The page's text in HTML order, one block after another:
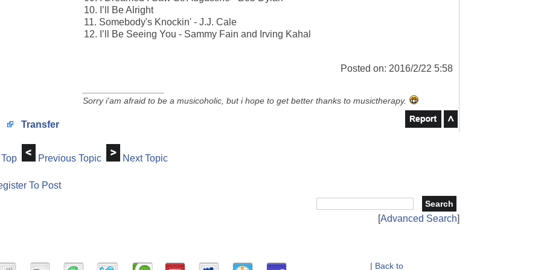
10. I’ll Be Alright
11. Somebody's Knockin' - J.J. Cale
12. I’ll Be Seeing You - Sammy Fain and Irving Kahal
Posted on: 2016/2/22 5:58
Sorry i'am afraid to be a musicoholic, but i hope to get better thanks to musictherapy.
Transfer
Top Previous Topic Next Topic
To Post
[Advanced Search]
| Back to